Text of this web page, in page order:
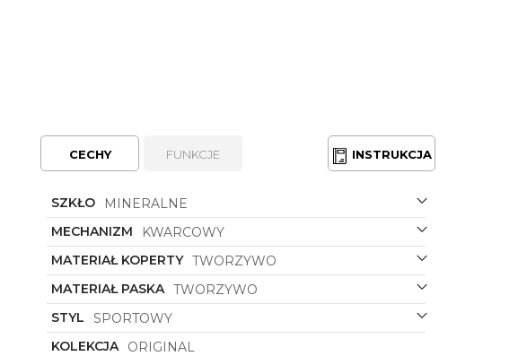
CECHY FUNKCJE INSTRUKCJA
SZKŁO
MINERALNE
MECHANIZM
KWARCOWY
MATERIAŁ KOPERTY TWORZYWO
MATERIAŁ PASKA TWORZYWO
STYL
SPORTOWY
KOLEKCJA
ORIGINAL